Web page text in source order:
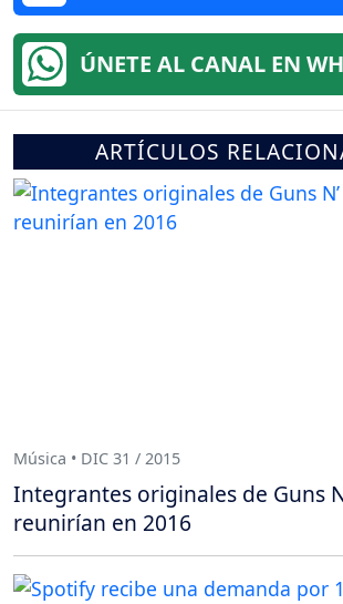
ÚNETE AL CANAL EN
ARTÍCULOS
Música • DIC 31 / 2015
Integrantes originales de Guns
reunirían en 2016